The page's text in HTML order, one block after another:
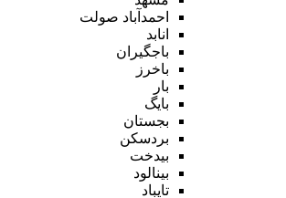
احمدآباد صولت
انابد
باجگیران
باخرز
بار
بایگ
بجستان
بردسکن
بیدخت
بینالود
تایباد